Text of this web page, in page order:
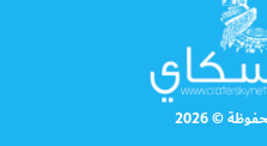
© 2026